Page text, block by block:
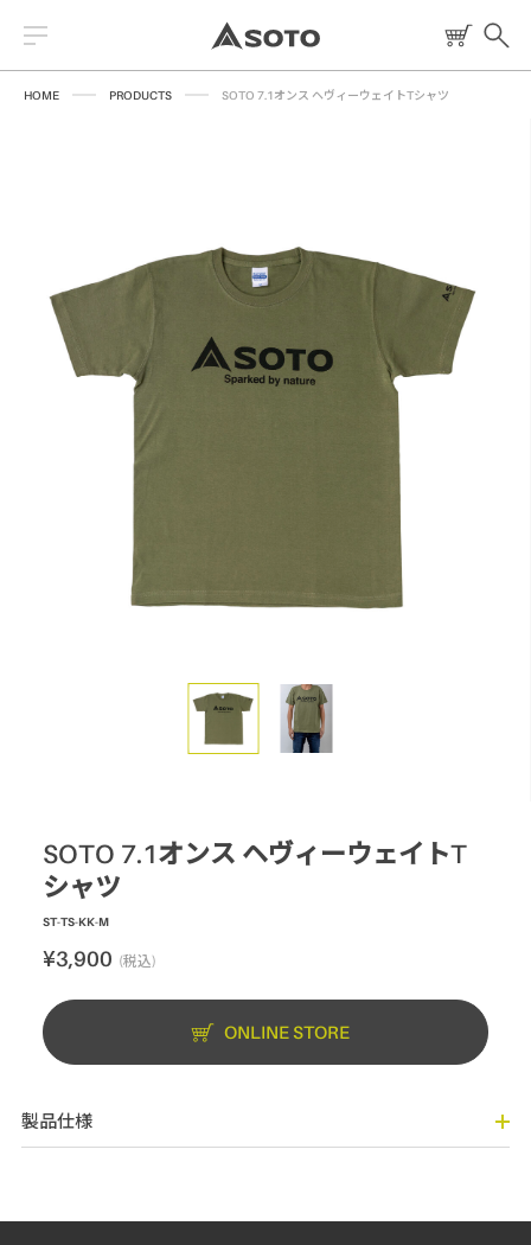
トーチ
ランタン
テーブル・カップ・カトラリー
読みもの
レシピ
HOME PRODUCTS SOTO 7.1オンス ヘヴィーウェイトTシャツ
SOTO 7.1オンス ヘヴィーウェイトT
シャツ
ST-TS-KK-M
¥3,900 (税込)
ONLINE STORE
製品仕様